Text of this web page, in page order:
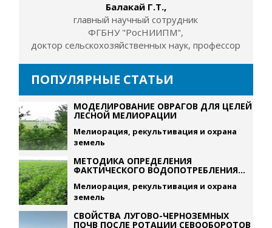
Балакай Г.Т.,
главный научный сотрудник
ФГБНУ "РосНИИПМ",
доктор сельскохозяйственных наук, профессор
ПОПУЛЯРНЫЕ СТАТЬИ
МОДЕЛИРОВАНИЕ ОВРАГОВ ДЛЯ ЦЕЛЕЙ
ЛЕСНОЙ МЕЛИОРАЦИИ
Мелиорация, рекультивация и охрана
земель
МЕТОДИКА ОПРЕДЕЛЕНИЯ
ФАКТИЧЕСКОГО ВОДОПОТРЕБЛЕНИЯ...
Мелиорация, рекультивация и охрана
земель
СВОЙСТВА ЛУГОВО-ЧЕРНОЗЕМНЫХ
ПОЧВ ПОСЛЕ РОТАЦИИ СЕВООБОРОТОВ